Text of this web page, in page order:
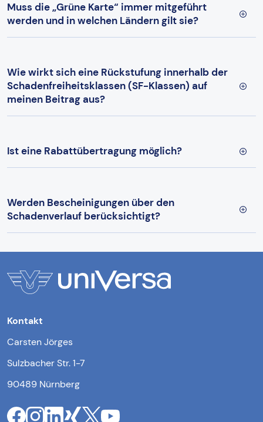
Muss die „Grüne Karte“ immer mitgeführt
werden und in welchen Ländern gilt sie?
Wie wirkt sich eine Rückstufung innerhalb der
Schadenfreiheitsklassen (SF-Klassen) auf
meinen Beitrag aus?
Ist eine Rabattübertragung möglich?
Werden Bescheinigungen über den
Schadenverlauf berücksichtigt?
Kontakt
Carsten Jörges
Sulzbacher Str. 1-7
90489 Nürnberg